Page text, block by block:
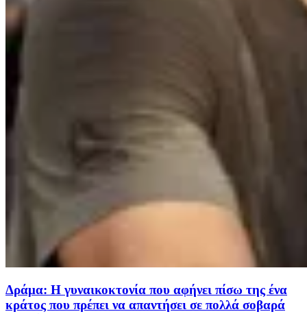
Δράμα: Η γυναικοκτονία που αφήνει πίσω της ένα
κράτος που πρέπει να απαντήσει σε πολλά σοβαρά